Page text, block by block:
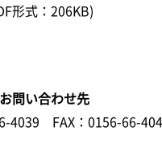
形式：206KB)
問い合わせ先
4039 FAX：0156-66-